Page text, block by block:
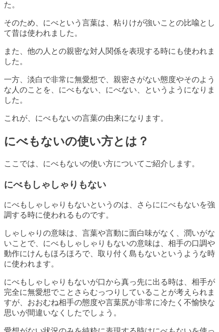
た。
そのため、にべという言葉は、粘りけが強いことの比喩とし
て昔は使われました。
また、他の人との親密な対人関係を表現する時にも使われま
した。
一方、淡白で非常に無愛想で、親密さがない態度やそのよう
な人のことを、にべもない、にべない、というようになりま
した。
これが、にべもないの言葉の由来になります。
にべもないの使い方とは？
ここでは、にべもないの使い方についてご紹介します。
にべもしゃしゃりもない
にべもしゃしゃりもないというのは、さらににべもないを強
調する時に使われるものです。
しゃしゃりの意味は、言葉や言動に面白味がなく、潤いがな
いことで、にべもしゃしゃりもないの意味は、相手の口調や
動作にけんもほろほろで、取り付く島もないというような時
に使われます。
にべもしゃしゃりもないが口から真っ先に出る時は、相手が
完全に無愛想でことさらむっつりしていることが考えられま
すが、おおむね相手の態度や言葉尻が非常に冷たく不愉快な
思いが間違いなくしたでしょう。